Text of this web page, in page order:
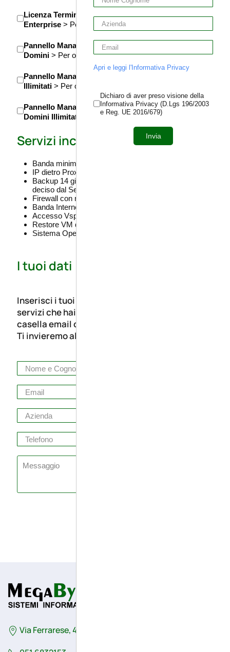
Licenza Terminal Server -
Enterprise > Per ogni Utente
Pannello Manager Pro – 50
Domini > Per ogni server
Pannello Manager Host – Domini
Illimitati > Per ogni server
Pannello Manager Business –
Domini Illimitati
> Per ogni server
Servizi inclusi:
Banda minima garantita 5 Mbps Up / Down
IP dietro Proxy Server tramite DNS
Backup 14 giorni (una volta al giorno) Orario random
deciso dal Server di Backup
Firewall con regole base Porte standard di ingresso
Banda Internet Best Effort (Max 2 GBps)
Accesso Vsphere x management VM
Restore VM da Backup Tramite Apertura Ticket
Sistema Operativo Linux (Ubuntu, CentOS, ecc.)
I tuoi dati
Inserisci i tuoi dati per inviare la lista dei
servizi che hai scelto. Riceverai nella tua
casella email copia della richiesta.
Ti invieremo al più presto il preventivo.
Via Ferrarese, 41/G - 44042 - Cento (Fe) - Italy
Apri e leggi l'Informativa Privacy
Dichiaro di aver preso visione della
Informativa Privacy (D.Lgs 196/2003
e Reg. UE 2016/679)
Invia